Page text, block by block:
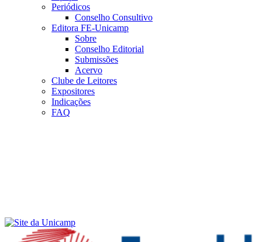
Periódicos
Conselho Consultivo
Editora FE-Unicamp
Sobre
Conselho Editorial
Submissões
Acervo
Clube de Leitores
Expositores
Indicações
FAQ